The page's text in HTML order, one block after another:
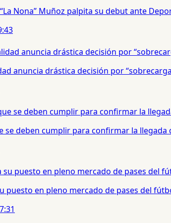
Nona” Muñoz palpita su debut ante
anuncia drástica decisión por
se deben cumplir para confirmar la llegada
puesto en pleno mercado de pases del